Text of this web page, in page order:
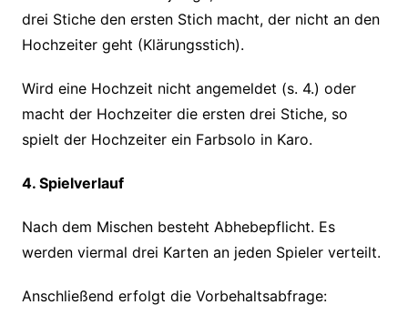
drei Stiche den ersten Stich macht, der nicht an den
Hochzeiter geht (Klärungsstich).
Wird eine Hochzeit nicht angemeldet (s. 4.) oder
macht der Hochzeiter die ersten drei Stiche, so
spielt der Hochzeiter ein Farbsolo in Karo.
4. Spielverlauf
Nach dem Mischen besteht Abhebepflicht. Es
werden viermal drei Karten an jeden Spieler verteilt.
Anschließend erfolgt die Vorbehaltsabfrage: